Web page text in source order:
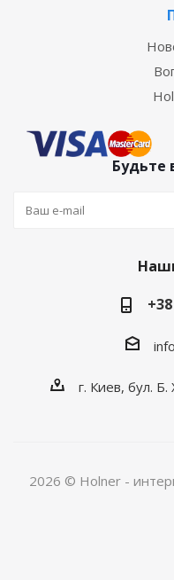
Будьте
г. Киев, бул.
2026 © Holner -